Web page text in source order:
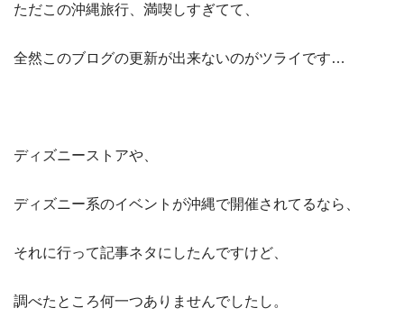
ただこの沖縄旅行、満喫しすぎてて、
全然このブログの更新が出来ないのがツライです…
ディズニーストアや、
ディズニー系のイベントが沖縄で開催されてるなら、
それに行って記事ネタにしたんですけど、
調べたところ何一つありませんでしたし。